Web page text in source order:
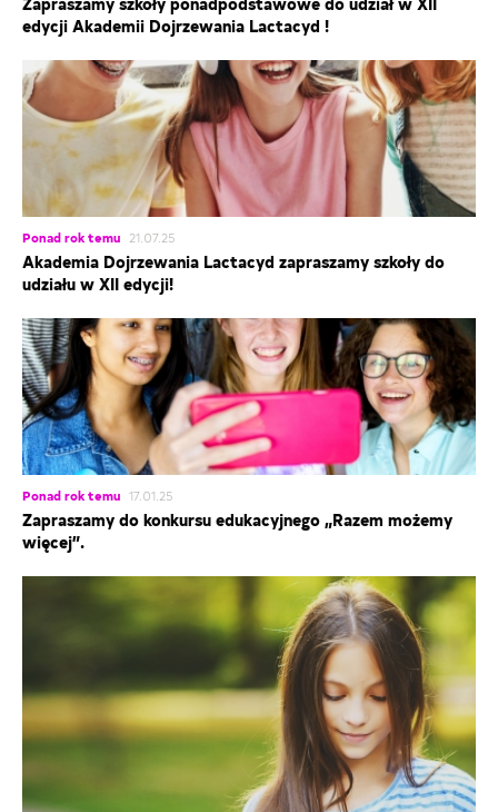
edycji Akademii Dojrzewania Lactacyd !
Ponad rok temu 21.07.25
Akademia Dojrzewania Lactacyd zapraszamy szkoły do
udziału w XII edycji!
Ponad rok temu 17.01.25
Zapraszamy do konkursu edukacyjnego „Razem możemy
więcej”.